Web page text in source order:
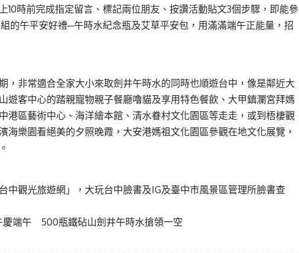
10時前完成指定留言、標記兩位朋友、按讚活動貼文3個步驟，即能參
的午平安好禮─午時水紀念瓶及艾草平安包，用滿滿端午正能量，招
，非常適合全家大小來取劍井午時水的同時也順遊台中，像是鄰近大
遊客中心的踏親寵物親子餐廳嚕貓及享用特色餐飲、大甲鎮瀾宮拜媽
港區藝術中心、海洋繪本館、清水眷村文化園區等走走，或到梧棲觀
海樂園看絕美的夕照晚霞，大安港媽祖文化園區參觀在地文化展覽，
中觀光旅遊網」，大玩台中臉書及IG及臺中市風景區管理所臉書查
慶端午 500瓶鐵砧山劍井午時水搶領一空